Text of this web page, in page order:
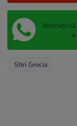
Abonați-
Stiri Grecia